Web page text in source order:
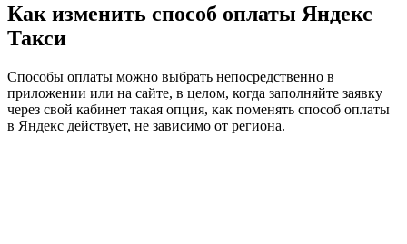
Как изменить способ оплаты Яндекс
Такси
Способы оплаты можно выбрать непосредственно в
приложении или на сайте, в целом, когда заполняйте заявку
через свой кабинет такая опция, как поменять способ оплаты
в Яндекс действует, не зависимо от региона.